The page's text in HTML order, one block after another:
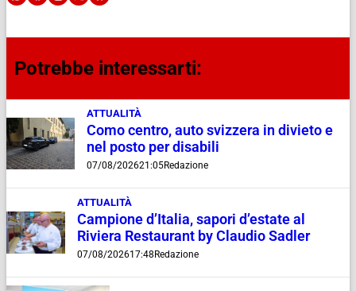
Potrebbe interessarti:
ATTUALITÀ
Como centro, auto svizzera in divieto e
nel posto per disabili
07/08/202621:05Redazione
ATTUALITÀ
Campione d’Italia, sapori d’estate al
Riviera Restaurant by Claudio Sadler
07/08/202617:48 Redazione